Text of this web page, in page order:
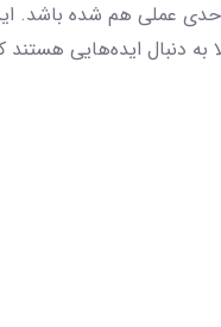
حدی عملی هم شده باشد.
دنبال ایده‌هایی هستند